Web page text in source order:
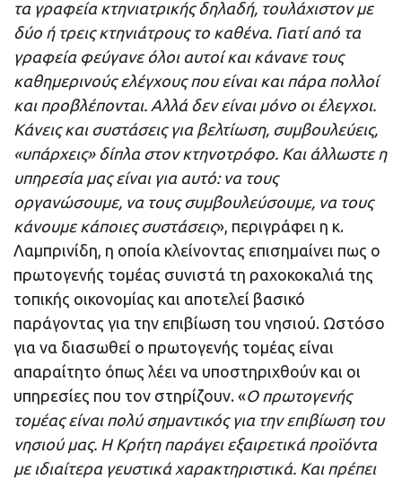
τα γραφεία κτηνιατρικής δηλαδή, τουλάχιστον με
δύο ή τρεις κτηνιάτρους το καθένα. Γιατί από τα
γραφεία φεύγανε όλοι αυτοί και κάνανε τους
καθημερινούς ελέγχους που είναι και πάρα πολλοί
και προβλέπονται. Αλλά δεν είναι μόνο οι έλεγχοι.
Κάνεις και συστάσεις για βελτίωση, συμβουλεύεις,
«υπάρχεις» δίπλα στον κτηνοτρόφο. Και άλλωστε η
υπηρεσία μας είναι για αυτό: να τους
οργανώσουμε, να τους συμβουλεύσουμε, να τους
κάνουμε κάποιες συστάσεις», περιγράφει η κ.
Λαμπρινίδη, η οποία κλείνοντας επισημαίνει πως ο
πρωτογενής τομέας συνιστά τη ραχοκοκαλιά της
τοπικής οικονομίας και αποτελεί βασικό
παράγοντας για την επιβίωση του νησιού. Ωστόσο
για να διασωθεί ο πρωτογενής τομέας είναι
απαραίτητο όπως λέει να υποστηριχθούν και οι
υπηρεσίες που τον στηρίζουν. «Ο πρωτογενής
τομέας είναι πολύ σημαντικός για την επιβίωση του
νησιού μας. Η Κρήτη παράγει εξαιρετικά προϊόντα
με ιδιαίτερα γευστικά χαρακτηριστικά. Και πρέπει